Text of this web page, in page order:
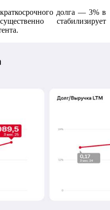
долга — 3% в
стабилизирует